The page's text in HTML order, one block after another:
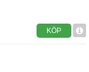
KÖP